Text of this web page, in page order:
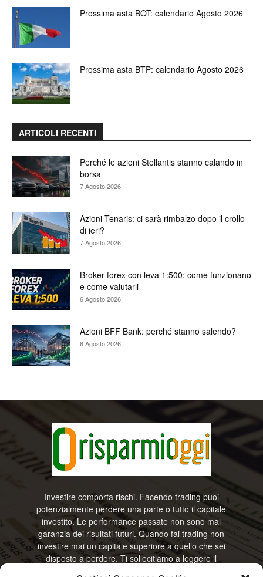
Prossima asta BOT: calendario Agosto 2026
Prossima asta BTP: calendario Agosto 2026
ARTICOLI RECENTI
Perché le azioni Stellantis stanno calando in
borsa
7 Agosto 2026
Azioni Tenaris: ci sarà rimbalzo dopo il crollo
di ieri?
7 Agosto 2026
Broker forex con leva 1:500: come funzionano
e come valutarli
6 Agosto 2026
Azioni BFF Bank: perché stanno salendo?
6 Agosto 2026
Investire comporta rischi. Facendo trading puoi
potenzialmente perdere una parte o tutto il capitale
investito. Le performance passate non sono mai
garanzia dei risultati futuri. Quando fai trading non
investire mai un capitale superiore a quello che sei
disposto a perdere. Ti sollecitiamo a leggere il